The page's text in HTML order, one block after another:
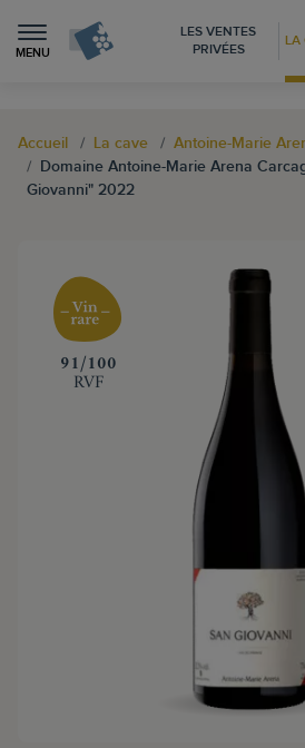
MENU
LES VENTES
PRIVÉES
LA
Accueil La cave
Antoine-Marie
Domaine Antoine-Marie Arena
Giovanni" 2022
‍91/100
RVF